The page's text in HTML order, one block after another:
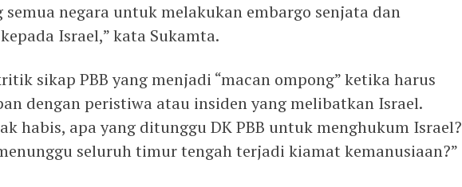
semua negara untuk melakukan embargo senjata dan
Israel,” kata Sukamta.
sikap PBB yang menjadi “macan ompong” ketika harus
dengan peristiwa atau insiden yang melibatkan Israel.
habis, apa yang ditunggu DK PBB untuk menghukum Israel?
seluruh timur tengah terjadi kiamat kemanusiaan?”